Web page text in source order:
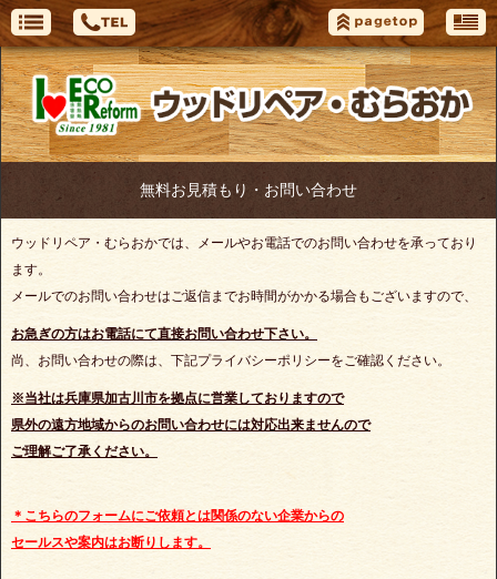
無料お見積もり・お問い合わせ
ウッドリペア・むらおかでは、メールやお電話でのお問い合わせを承っており
ます。
メールでのお問い合わせはご返信までお時間がかかる場合もございますので、
お急ぎの方はお電話にて直接お問い合わせ下さい。
尚、お問い合わせの際は、下記プライバシーポリシーをご確認ください。
※当社は兵庫県加古川市を拠点に営業しておりますので
県外の遠方地域からのお問い合わせには対応出来ませんので
ご理解ご了承ください。
＊こちらのフォームにご依頼とは関係のない企業からの
セールスや案内はお断りします。